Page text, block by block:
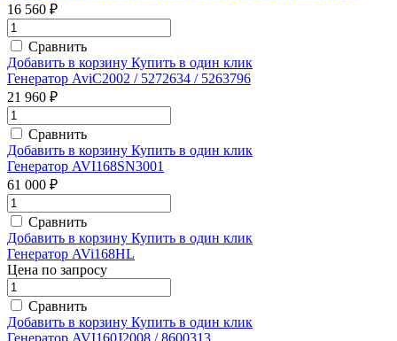
16 560 ₽
Сравнить
Добавить в корзину Купить в один клик
Генератор AviC2002 / 5272634 / 5263796
21 960 ₽
Сравнить
Добавить в корзину Купить в один клик
Генератор AVI168SN3001
61 000 ₽
Сравнить
Добавить в корзину Купить в один клик
Генератор AVi168HL
Цена по запросу
Сравнить
Добавить в корзину Купить в один клик